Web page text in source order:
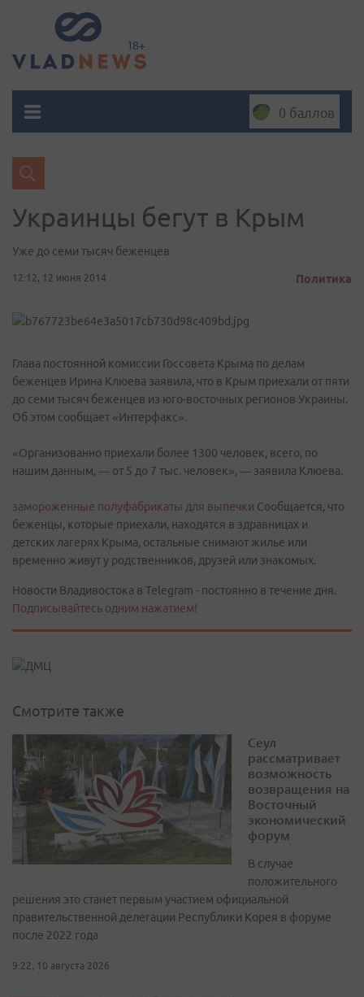
0 баллов
Украинцы бегут в Крым
Уже до семи тысяч беженцев
12:12, 12 июня 2014 Политика
Глава постоянной комиссии Госсовета Крыма по делам
беженцев Ирина Клюева заявила, что в Крым приехали от пяти
до семи тысяч беженцев из юго-восточных регионов Украины.
Об этом сообщает «Интерфакс».
«Организованно приехали более 1300 человек, всего, по
нашим данным, — от 5 до 7 тыс. человек», — заявила Клюева.
замороженные полуфабрикаты для выпечки Сообщается, что
беженцы, которые приехали, находятся в здравницах и
детских лагерях Крыма, остальные снимают жилье или
временно живут у родственников, друзей или знакомых.
Новости Владивостока в Telegram - постоянно в течение дня.
Подписывайтесь одним нажатием!
Смотрите также
Сеул
рассматривает
возможность
возвращения на
Восточный
экономический
форум
В случае
положительного
решения это станет первым участием официальной
правительственной делегации Республики Корея в форуме
после 2022 года
9:22, 10 августа 2026